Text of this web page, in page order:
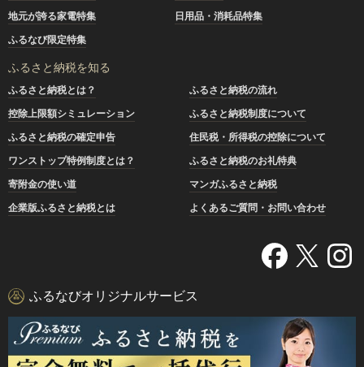
地元が誇る家電特集
日用品・消耗品特集
ふるなび限定特集
ふるさと納税を知る
ふるさと納税とは？
ふるさと納税の流れ
控除上限額シミュレーション
ふるさと納税制度について
ふるさと納税の確定申告
住民税・所得税の控除について
ワンストップ特例制度とは？
ふるさと納税のお礼特典
寄附金の使い道
マンガふるさと納税
企業版ふるさと納税とは
よくあるご質問・お問い合わせ
ふるなびオリジナルサービス